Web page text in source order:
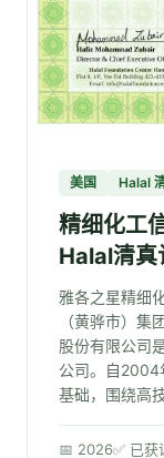
美国 Halal
精细化工
Halal清真
雅各之星精细
（黄骅市）集
股份有限公司
公司。自2004
基础，围绕高
📅 2026✅ 已获